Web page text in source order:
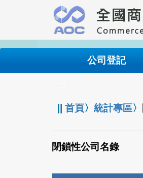
要
內
公司登記
||首頁〉統計專區〉
閉鎖性公司名錄